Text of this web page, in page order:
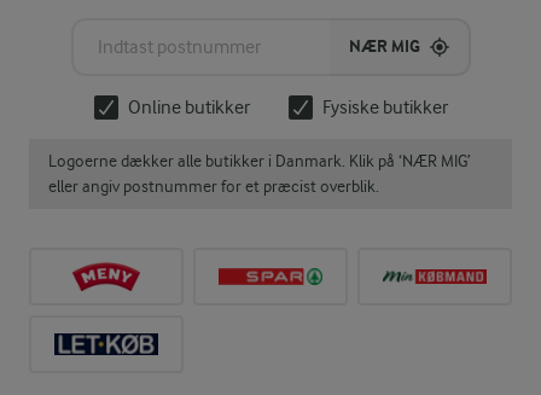
NÆR MIG
Online butikker Fysiske butikker
Logoerne dækker alle butikker i Danmark. Klik på ‘NÆR MIG’
eller angiv postnummer for et præcist overblik.